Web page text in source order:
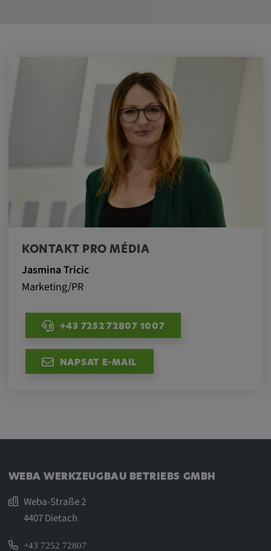
KONTAKT PRO MÉDIA
Jasmina Tricic
Marketing/PR
+43 7252 72807 1007
NAPSAT E-MAIL
WEBA WERKZEUGBAU BETRIEBS GMBH
Weba-Straße 2
4407 Dietach
+43 7252 72807